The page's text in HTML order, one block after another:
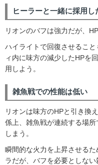
ヒーラーと一緒に採用し
リオンのバフは強力だが、
ハイライトで回復させるこ
ィ内に味方の減少したHPを
用しよう。
雑魚戦での性能は低い
リオンは味方のHPと引き換
係上、雑魚戦が連続する場
しまう。
瞬間的な火力を上昇させる
ラだが、バフを必要としな